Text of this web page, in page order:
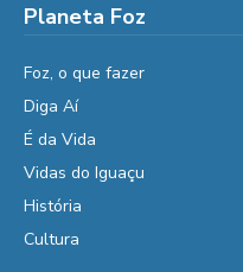
Planeta Foz
Foz, o que fazer
Diga Aí
É da Vida
Vidas do Iguaçu
História
Cultura